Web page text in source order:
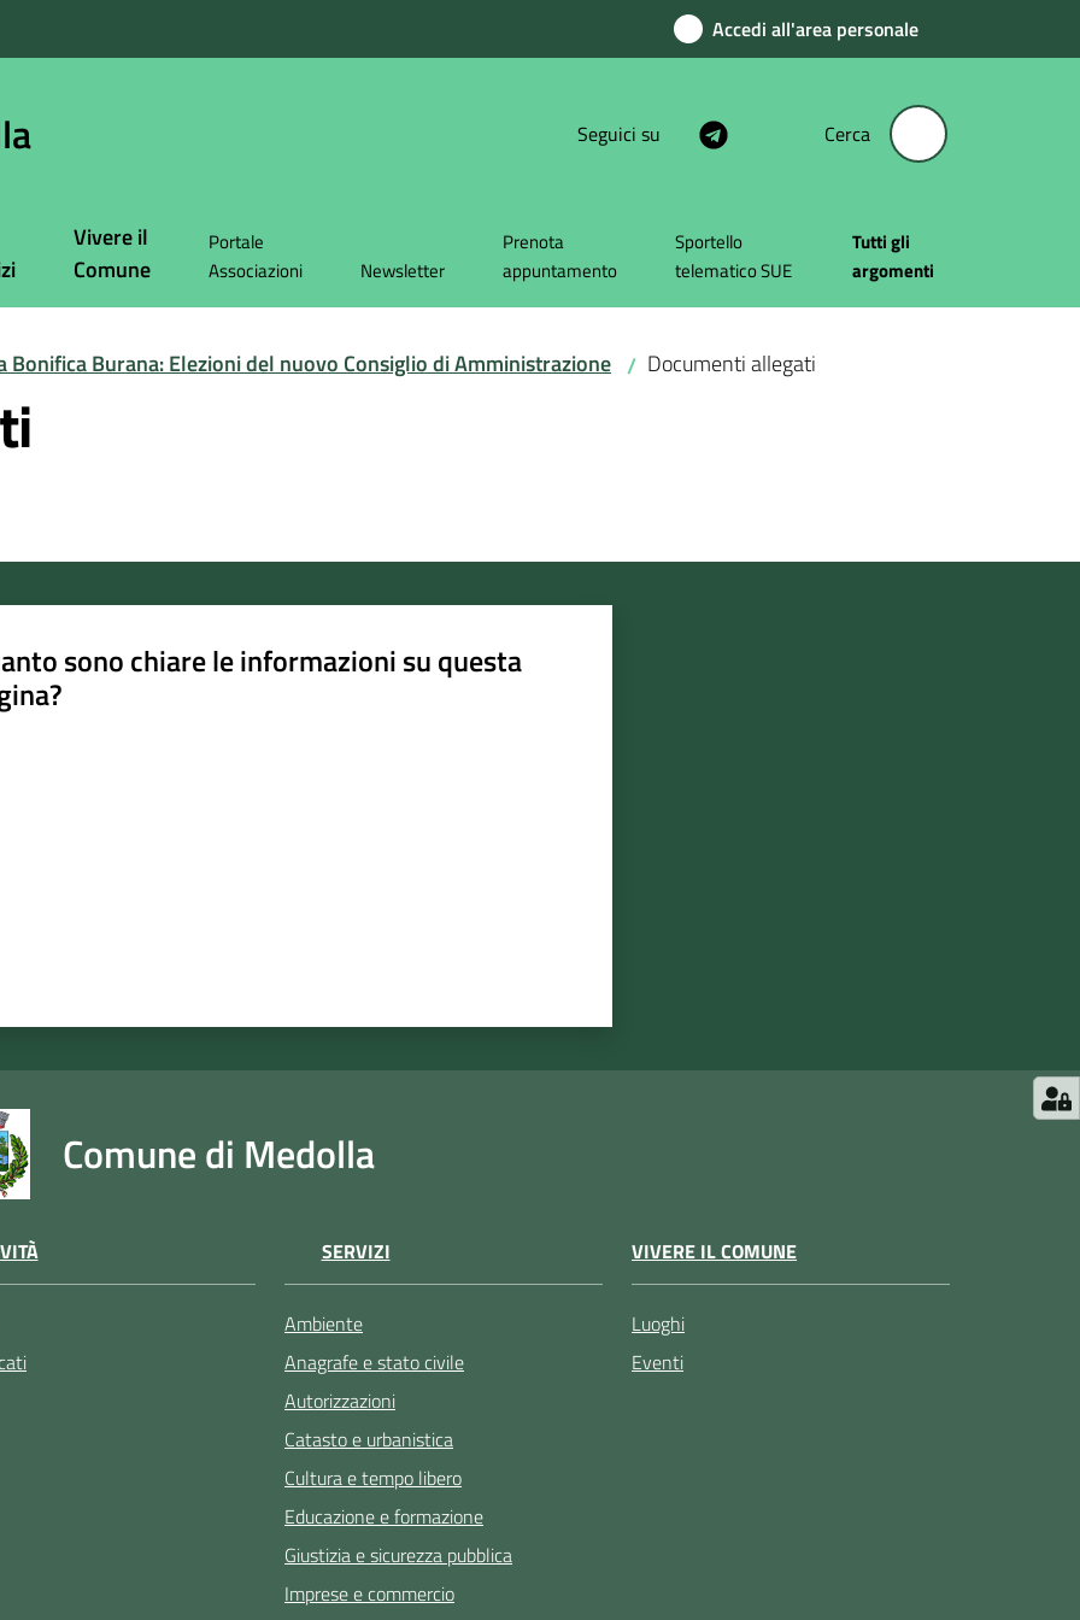
Accedi all'area personale
Seguici su Cerca
Vivere il
Comune
Portale
Associazioni
Newsletter
Prenota
appuntamento
Sportello
telematico SUE
Tutti gli
argomenti
Bonifica Burana: Elezioni del nuovo Consiglio di Amministrazione / Documenti allegati
sono chiare le informazioni su questa
Comune di Medolla
SERVIZI
Ambiente
Anagrafe e stato civile
Autorizzazioni
Catasto e urbanistica
Cultura e tempo libero
Educazione e formazione
Giustizia e sicurezza pubblica
Imprese e commercio
VIVERE IL COMUNE
Luoghi
Eventi